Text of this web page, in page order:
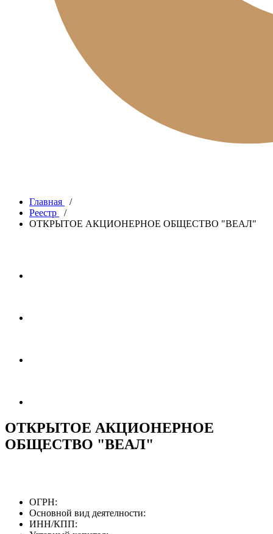
Главная
/
Реестр
/
ОТКРЫТОЕ АКЦИОНЕРНОЕ ОБЩЕСТВО "ВЕАЛ"
ОТКРЫТОЕ АКЦИОНЕРНОЕ
ОБЩЕСТВО "ВЕАЛ"
ОГРН:
Основной вид деятелности:
ИНН/КПП: